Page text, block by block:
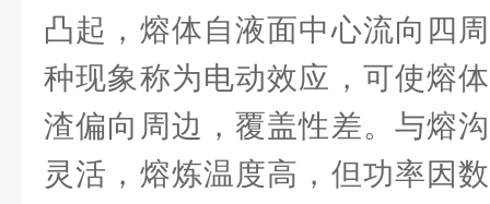
凸起，熔体自液面中心流向四
种现象称为电动效应，可使熔
渣偏向周边，覆盖性差。与熔
灵活，熔炼温度高，但功率因